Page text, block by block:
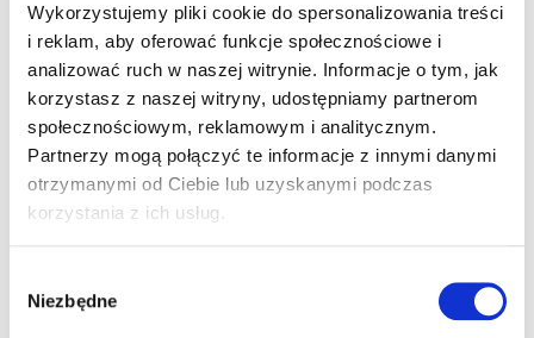
Wykorzystujemy pliki cookie do spersonalizowania treści
i reklam, aby oferować funkcje społecznościowe i
analizować ruch w naszej witrynie. Informacje o tym, jak
korzystasz z naszej witryny, udostępniamy partnerom
społecznościowym, reklamowym i analitycznym.
Partnerzy mogą połączyć te informacje z innymi danymi
otrzymanymi od Ciebie lub uzyskanymi podczas
korzystania z ich usług.
zgody
Niezbędne
Przelew tradycyjny
Adres e-mail
Numer telefonu (opcjonalnie)